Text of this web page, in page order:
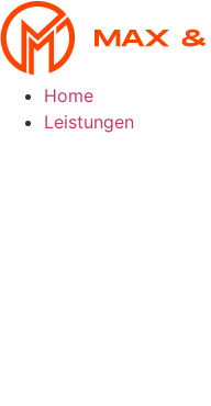
Skip
to
content
Home
Leistungen